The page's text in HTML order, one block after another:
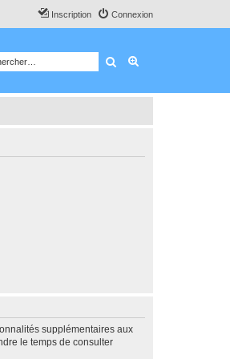
Connexion
Inscription
Rechercher
supplémentaires aux
le temps de consulter